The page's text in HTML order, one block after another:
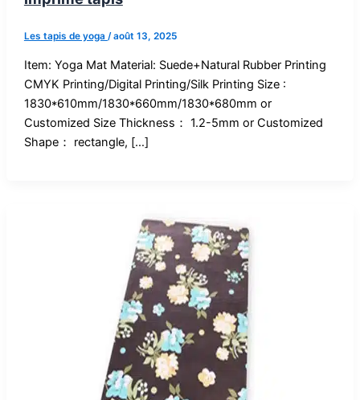
Les tapis de yoga /août 13, 2025
Item: Yoga Mat Material: Suede+Natural Rubber Printing
CMYK Printing/Digital Printing/Silk Printing Size :
1830*610mm/1830*660mm/1830*680mm or
Customized Size Thickness： 1.2-5mm or Customized
Shape： rectangle, […]